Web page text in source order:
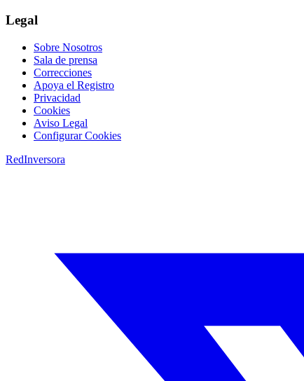
Legal
Sobre Nosotros
Sala de prensa
Correcciones
Apoya el Registro
Privacidad
Cookies
Aviso Legal
Configurar Cookies
RedInversora